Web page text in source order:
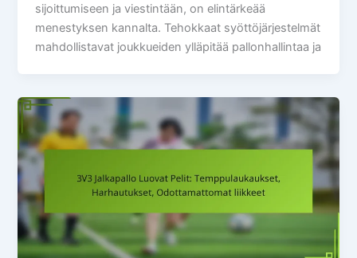
sijoittumiseen ja viestintään, on elintärkeää
menestyksen kannalta. Tehokkaat syöttöjärjestelmät
mahdollistavat joukkueiden ylläpitää pallonhallintaa ja